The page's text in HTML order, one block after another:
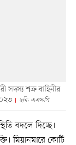
সদস্য শক্র বাহিনীর
ছবি: এএফপি
বদলে দিচ্ছে।
মিয়ানমারে কোটি